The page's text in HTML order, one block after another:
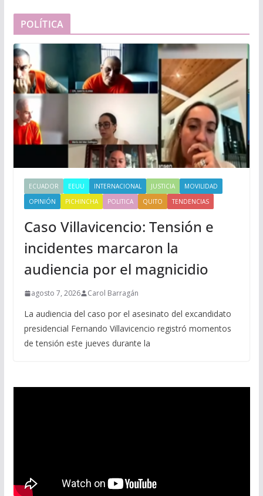
POLÍTICA
ECUADOR EEUU INTERNACIONAL JUSTICIA
MOVILIDAD
OPINIÓN
PICHINCHA POLITICA QUITO TENDENCIAS
Caso Villavicencio: Tensión e
incidentes marcaron la
audiencia por el magnicidio
agosto 7, 2026 Carol Barragán
La audiencia del caso por el asesinato del excandidato
presidencial Fernando Villavicencio registró momentos
de tensión este jueves durante la